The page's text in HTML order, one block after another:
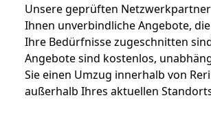
Unsere geprüften
Ihnen unverbindliche Angebote,
Ihre Bedürfnisse zugeschnitten
Angebote sind kostenlos,
Sie einen Umzug innerhalb von
außerhalb Ihres aktuellen